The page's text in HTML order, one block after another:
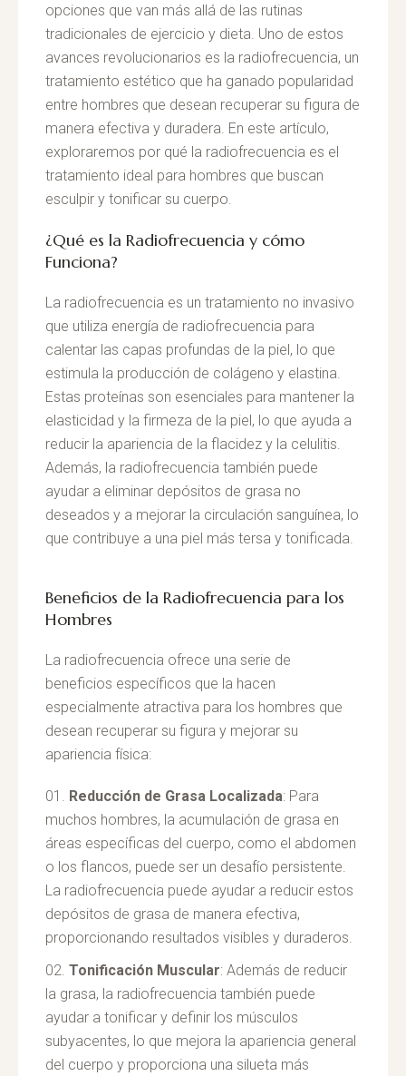
opciones que van más allá de las rutinas
tradicionales de ejercicio y dieta. Uno de estos
avances revolucionarios es la radiofrecuencia, un
tratamiento estético que ha ganado popularidad
entre hombres que desean recuperar su figura de
manera efectiva y duradera. En este artículo,
exploraremos por qué la radiofrecuencia es el
tratamiento ideal para hombres que buscan
esculpir y tonificar su cuerpo.
¿Qué es la Radiofrecuencia y cómo
Funciona?
La radiofrecuencia es un tratamiento no invasivo
que utiliza energía de radiofrecuencia para
calentar las capas profundas de la piel, lo que
estimula la producción de colágeno y elastina.
Estas proteínas son esenciales para mantener la
elasticidad y la firmeza de la piel, lo que ayuda a
reducir la apariencia de la flacidez y la celulitis.
Además, la radiofrecuencia también puede
ayudar a eliminar depósitos de grasa no
deseados y a mejorar la circulación sanguínea, lo
que contribuye a una piel más tersa y tonificada.
Beneficios de la Radiofrecuencia para los
Hombres
La radiofrecuencia ofrece una serie de
beneficios específicos que la hacen
especialmente atractiva para los hombres que
desean recuperar su figura y mejorar su
apariencia física:
Reducción de Grasa Localizada: Para
muchos hombres, la acumulación de grasa en
áreas específicas del cuerpo, como el abdomen
o los flancos, puede ser un desafío persistente.
La radiofrecuencia puede ayudar a reducir estos
depósitos de grasa de manera efectiva,
proporcionando resultados visibles y duraderos.
Tonificación Muscular: Además de reducir
la grasa, la radiofrecuencia también puede
ayudar a tonificar y definir los músculos
subyacentes, lo que mejora la apariencia general
del cuerpo y proporciona una silueta más